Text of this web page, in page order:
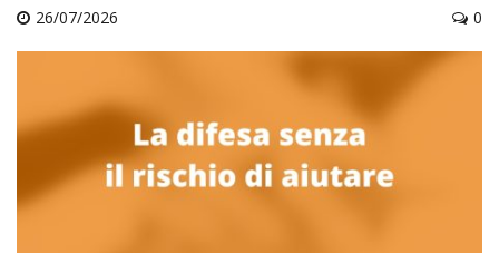
26/07/2026 0